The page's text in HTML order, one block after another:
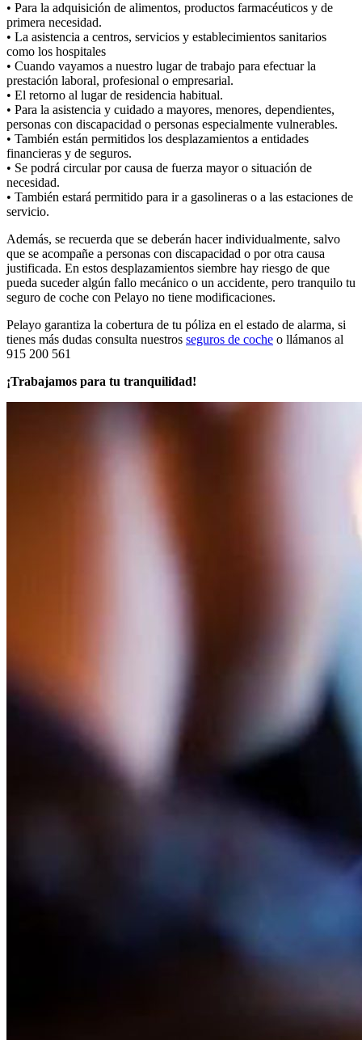
• Para la adquisición de alimentos, productos farmacéuticos y de
primera necesidad.
• La asistencia a centros, servicios y establecimientos sanitarios
como los hospitales
• Cuando vayamos a nuestro lugar de trabajo para efectuar la
prestación laboral, profesional o empresarial.
• El retorno al lugar de residencia habitual.
• Para la asistencia y cuidado a mayores, menores, dependientes,
personas con discapacidad o personas especialmente vulnerables.
• También están permitidos los desplazamientos a entidades
financieras y de seguros.
• Se podrá circular por causa de fuerza mayor o situación de
necesidad.
• También estará permitido para ir a gasolineras o a las estaciones de
servicio.
Además, se recuerda que se deberán hacer individualmente, salvo
que se acompañe a personas con discapacidad o por otra causa
justificada. En estos desplazamientos siembre hay riesgo de que
pueda suceder algún fallo mecánico o un accidente, pero tranquilo tu
seguro de coche con Pelayo no tiene modificaciones.
Pelayo garantiza la cobertura de tu póliza en el estado de alarma, si
tienes más dudas consulta nuestros seguros de coche o llámanos al
915 200 561
¡Trabajamos para tu tranquilidad!